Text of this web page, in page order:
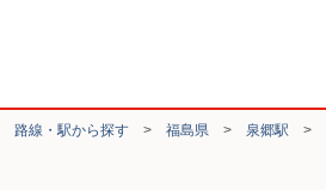
路線・駅から探す > 福島県 > 泉郷駅 >